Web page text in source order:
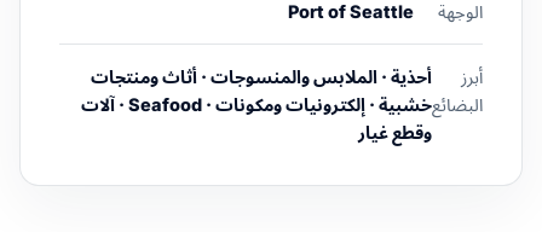
الوجهة
Port of Seattle
أبرز
البضائع
أحذية · الملابس والمنسوجات · أثاث ومنتجات
خشبية · إلكترونيات ومكونات · Seafood · آلات
وقطع غيار